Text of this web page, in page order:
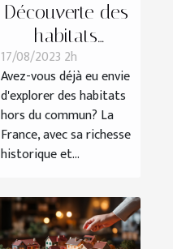
Découverte des
habitats
insolites en
France
17/08/2023 2h
Avez-vous déjà eu envie
d'explorer des habitats
hors du commun? La
France, avec sa richesse
historique et...